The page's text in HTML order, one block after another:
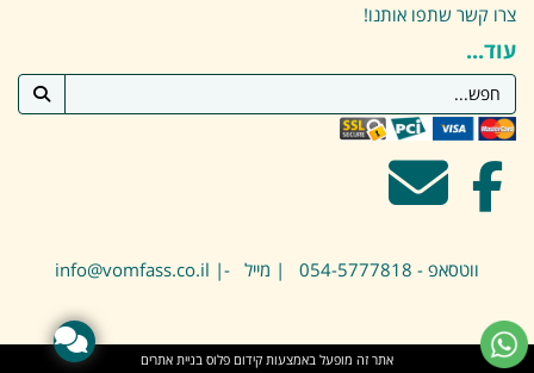
צרו קשר שתפו אותנו!
עוד...
ווטסאפ - 054-5777818 | מייל -| info@vomfass.co.il
אתר זה מופעל באמצעות קידום פלוס בניית אתרים